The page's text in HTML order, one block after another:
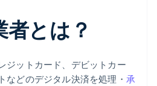
とは？
ジットカード、デビットカー
などのデジタル決済を処理・ 承